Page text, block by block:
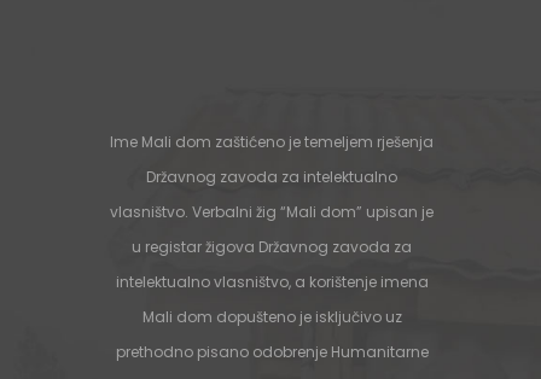
Ime Mali dom zaštićeno je temeljem rješenja
Državnog zavoda za intelektualno
vlasništvo. Verbalni žig “Mali dom” upisan je
u registar žigova Državnog zavoda za
intelektualno vlasništvo, a korištenje imena
Mali dom dopušteno je isključivo uz
prethodno pisano odobrenje Humanitarne